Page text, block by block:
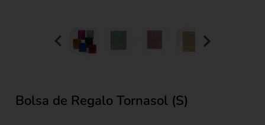
Bolsa de Regalo Tornasol (S)